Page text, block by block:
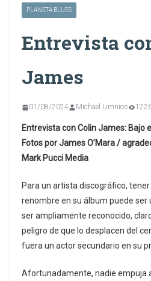
PLANETA BLUES
Entrevista
James
01/08/2024 Michael Limnios
Entrevista con Colin James: Bajo
Fotos por James O’Mara /
Mark Pucci Media
Para un artista discográfico,
renombre en su álbum puede ser
ser ampliamente reconocido,
peligro de que lo desplacen del
fuera un actor secundario en su
Afortunadamente, nadie empuja